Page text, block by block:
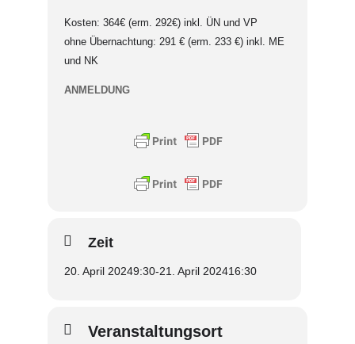
Kosten: 364€ (erm. 292€) inkl. ÜN und VP
ohne Übernachtung: 291 € (erm. 233 €) inkl. ME
und NK
ANMELDUNG
Zeit
20. April 20249:30-21. April 202416:30
Veranstaltungsort